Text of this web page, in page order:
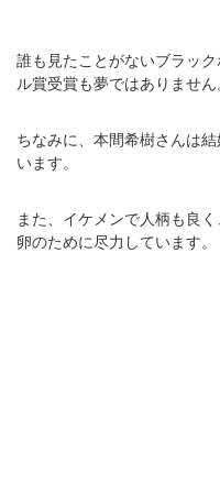
誰も見たことがないブラッ
ル賞受賞も夢ではありません
ちなみに、本間希樹さんは
います。
また、イケメンで人柄も良
卵のために尽力しています。